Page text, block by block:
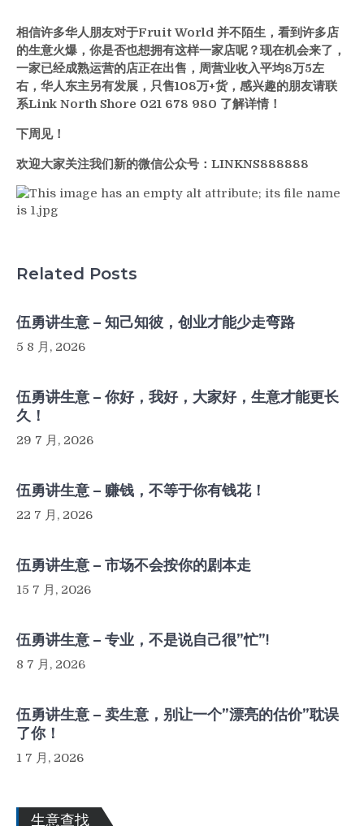
相信许多华人朋友对于Fruit World 并不陌生，看到许多店
的生意火爆，你是否也想拥有这样一家店呢？现在机会来了，
一家已经成熟运营的店正在出售，周营业收入平均8万5左
右，华人东主另有发展，只售108万+货，感兴趣的朋友请联
系Link North Shore 021 678 980 了解详情！
下周见！
欢迎大家关注我们新的微信公众号：LINKNS888888
Related Posts
伍勇讲生意 – 知己知彼，创业才能少走弯路
5 8 月, 2026
伍勇讲生意 – 你好，我好，大家好，生意才能更长
久！
29 7 月, 2026
伍勇讲生意 – 赚钱，不等于你有钱花！
22 7 月, 2026
伍勇讲生意 – 市场不会按你的剧本走
15 7 月, 2026
伍勇讲生意 – 专业，不是说自己很”忙”!
8 7 月, 2026
伍勇讲生意 – 卖生意，别让一个”漂亮的估价”耽误
了你！
1 7 月, 2026
生意查找